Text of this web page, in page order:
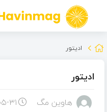
ادیتور
ادیتور
هاوین مگ